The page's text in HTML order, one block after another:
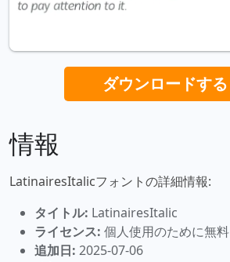
ダウンロードする
情報
LatinairesItalicフォントの詳細情報:
タイトル: LatinairesItalic
ライセンス: 個人使用のために無料
追加日: 2025-07-06